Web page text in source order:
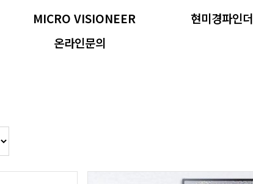
MICRO VISIONEER 현미경파인더
온라인문의